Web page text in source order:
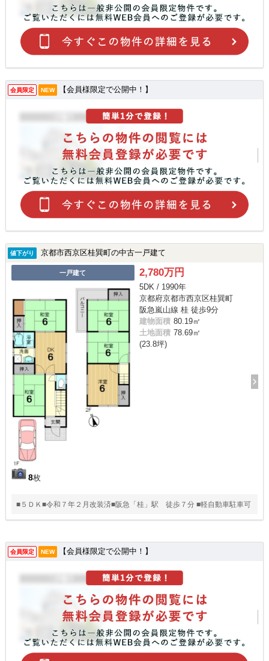
会員限定 NEW 【会員様限定で公開中！】
値下がり 京都市西京区桂巽町の中古一戸建て
一戸建て
8枚
2,780万円
5DK / 1990年
京都府京都市西京区桂巽町
阪急嵐山線 桂 徒歩9分
建物面積 80.19㎡
土地面積 78.69㎡
(23.8坪)
■５ＤＫ■令和７年２月改装済■阪急「桂」駅 徒歩７分 ■軽自動車駐車可
会員限定 NEW 【会員様限定で公開中！】